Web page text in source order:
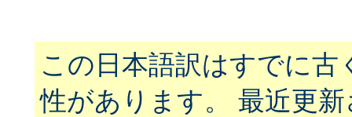
この日本語訳はすでに古
性があります。 最近更